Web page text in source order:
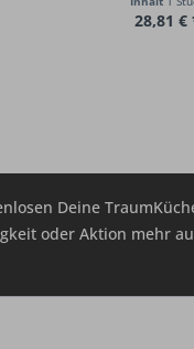
28,81 €
Deine
oder Aktion mehr